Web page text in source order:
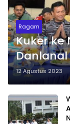
Ragam
Kuker ke
Danlanal
Bengkalis
12 Agustus 2023